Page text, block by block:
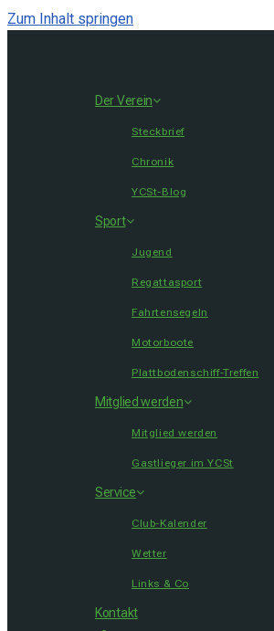
Zum Inhalt springen
Der Verein
Steckbrief
Chronik
YCSt-Blog
Sport
Jugend
Regattasport
Fahrtensegeln
Motorboote
Plattbodenschiff-Treffen
Mitglied werden
Mitglied werden
Gastlieger im YCSt
Service
Club-Kalender
Wetter
Links & Co
Kontakt
Get 30% off your first purchase